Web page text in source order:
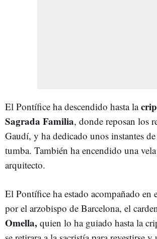
El Pontífice ha descendido hasta la
Sagrada Familia, donde reposan los
Gaudí, y ha dedicado unos instantes
tumba. También ha encendido una
arquitecto.
El Pontífice ha estado acompañado en
por el arzobispo de Barcelona, el
Omella, quien lo ha guiado hasta la